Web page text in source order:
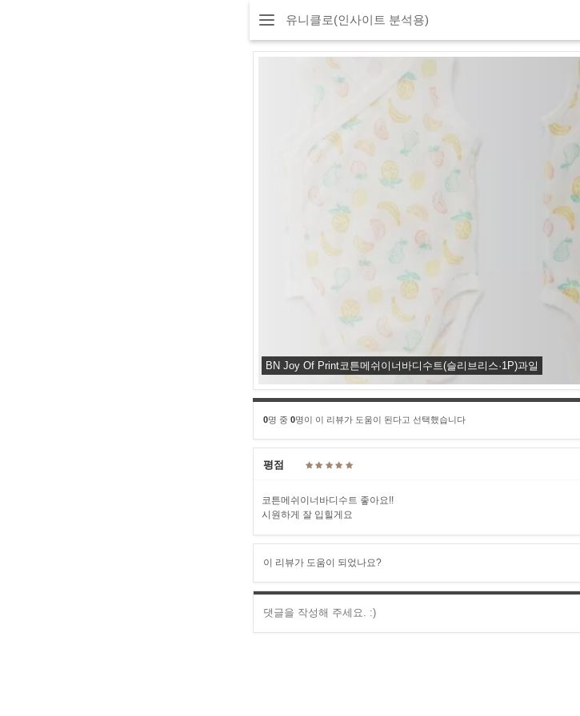
유니클로(인사이트 분석용)
BN Joy Of Print코튼메쉬이너바디수트(슬리브리스·1P)과일
0명 중 0명이 이 리뷰가 도움이 된다고 선택했습니다
평점
코튼메쉬이너바디수트 좋아요!!
시원하게 잘 입힐게요
이 리뷰가 도움이 되었나요?